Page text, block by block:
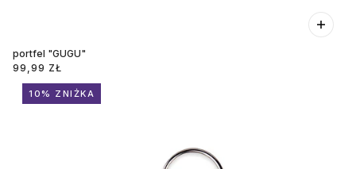
portfel "GUGU"
99,99 ZŁ
10% ZNIŻKA